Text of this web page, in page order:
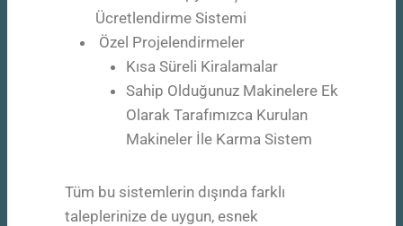
Ücretlendirme Sistemi
Özel Projelendirmeler
Kısa Süreli Kiralamalar
Sahip Olduğunuz Makinelere Ek
Olarak Tarafımızca Kurulan
Makineler İle Karma Sistem
Tüm bu sistemlerin dışında farklı
taleplerinize de uygun, esnek